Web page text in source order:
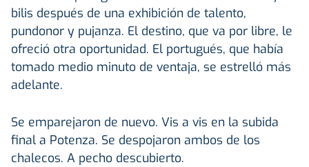
bilis después de una exhibición de talento,
pundonor y pujanza. El destino, que va por libre, le
ofreció otra oportunidad. El portugués, que había
tomado medio minuto de ventaja, se estrelló más
adelante.
Se emparejaron de nuevo. Vis a vis en la subida
final a Potenza. Se despojaron ambos de los
chalecos. A pecho descubierto.